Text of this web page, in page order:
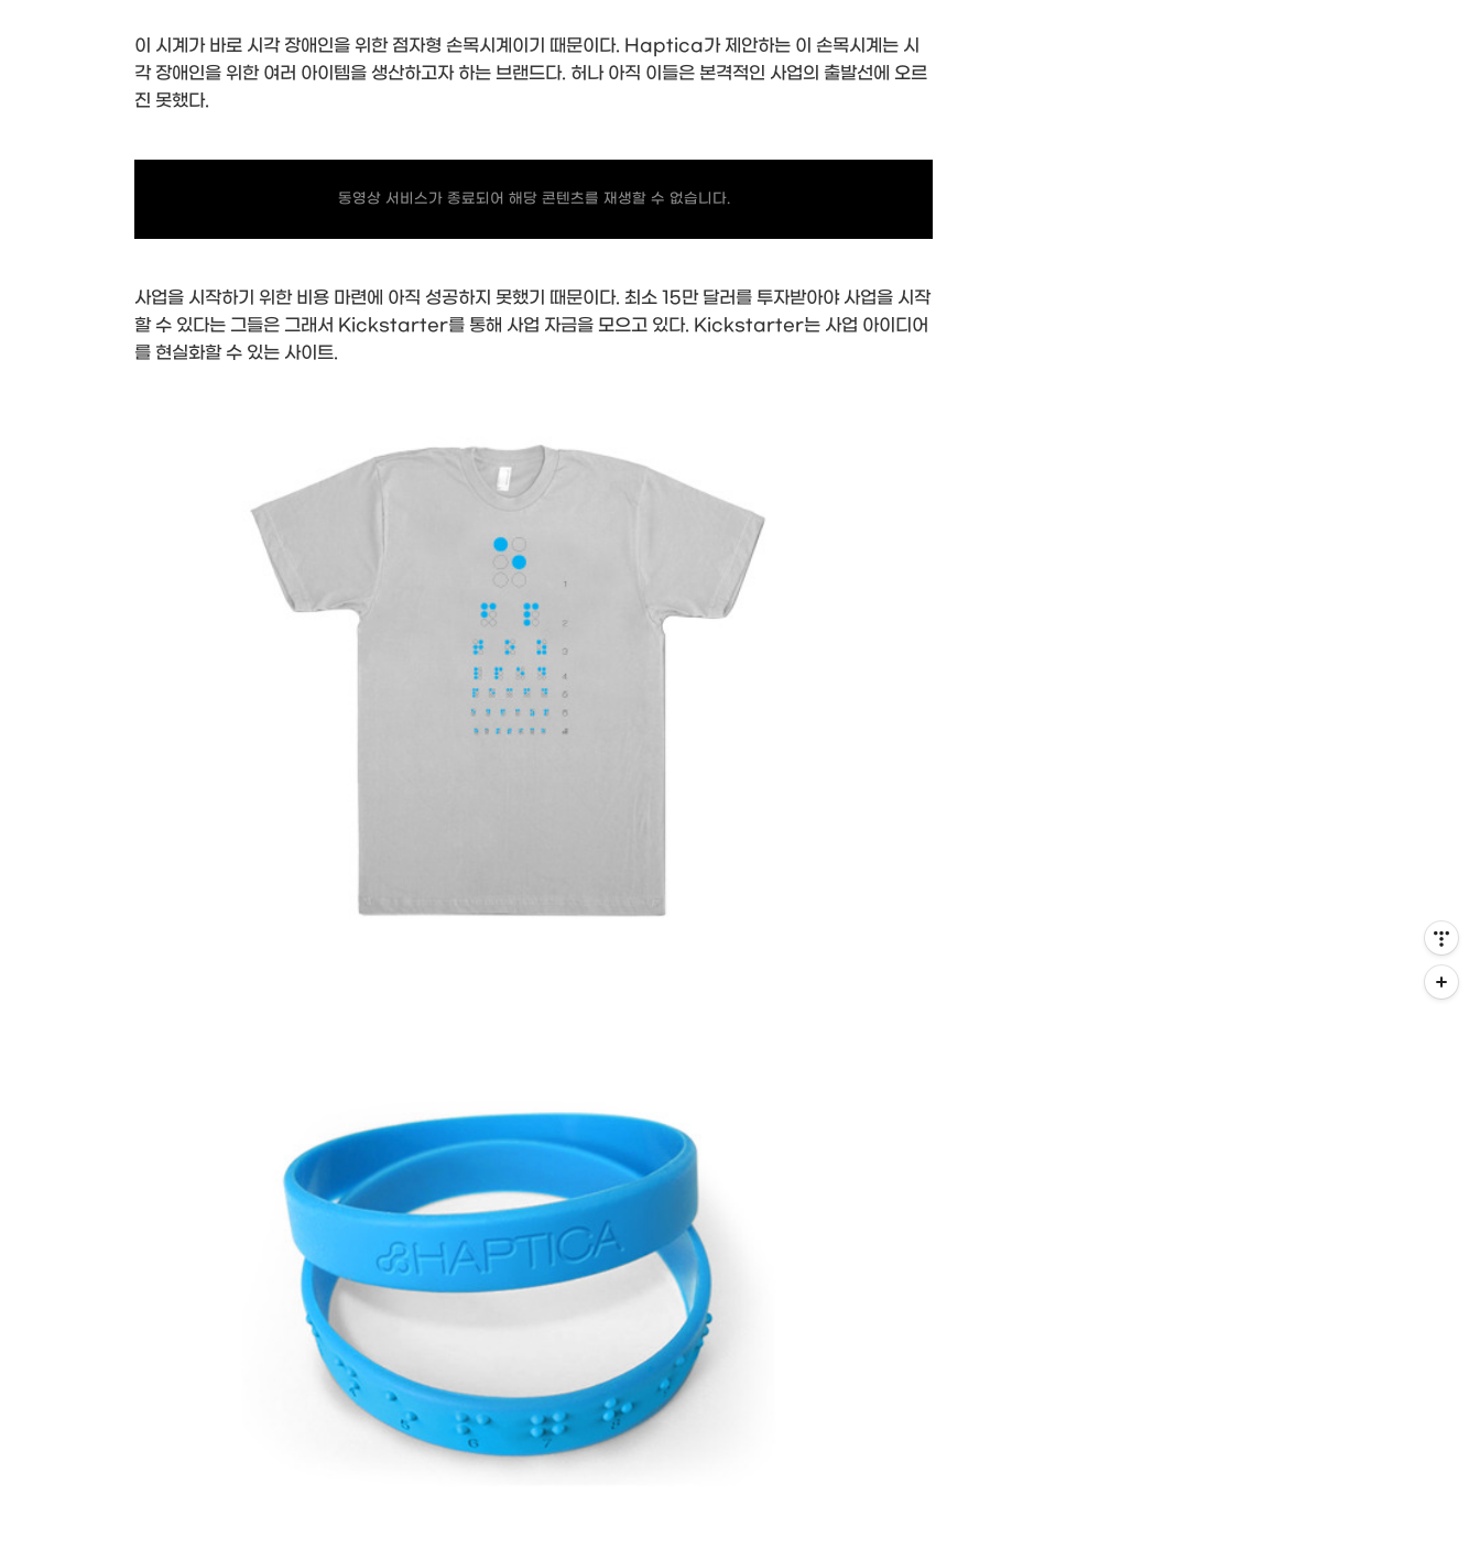
이 시계가 바로 시각 장애인을 위한 점자형 손목시계이기 때문이다. Haptica가 제안하는 이 손목시계는 시
각 장애인을 위한 여러 아이템을 생산하고자 하는 브랜드다. 허나 아직 이들은 본격적인 사업의 출발선에 오르
진 못했다.
동영상 서비스가 종료되어 해당 콘텐츠를 재생할 수 없습니다.
사업을 시작하기 위한 비용 마련에 아직 성공하지 못했기 때문이다. 최소 15만 달러를 투자받아야 사업을 시작
할 수 있다는 그들은 그래서 Kickstarter를 통해 사업 자금을 모으고 있다. Kickstarter는 사업 아이디어
를 현실화할 수 있는 사이트.